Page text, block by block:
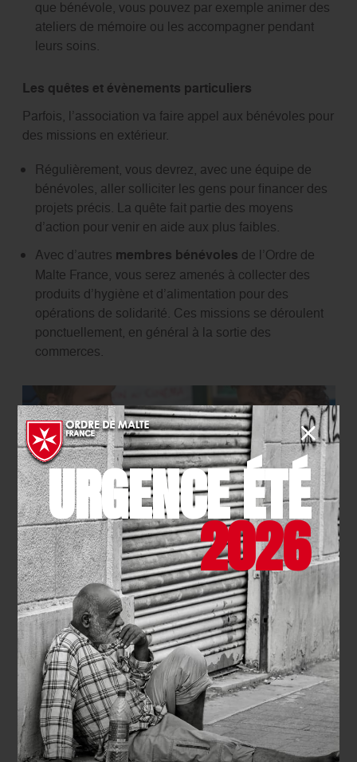
que bénévole, vous pouvez par exemple animer des
ateliers de mémoire ou les accompagner pendant
leurs soins.
Les quêtes et évènements particuliers
Parfois, l’association va faire appel aux bénévoles pour
des missions en extérieur.
Régulièrement, vous devrez, avec une équipe de
bénévoles, aller solliciter les gens pour financer des
projets précis. La quête fait partie des moyens
d’action pour venir en aide aux plus faibles.
Avec d’autres membres bénévoles de l’Ordre de
Malte France, vous serez amenés à collecter des
produits d’hygiène et d’alimentation pour des
opérations de solidarité. Ces missions se déroulent
ponctuellement, en général à la sortie des
commerces.
Quelles conditions pour faire du
bénévolat à Marseille ?
Pour démarrer une mission debénévolat à Marseille ,
pas de profil particulier ou de diplôme requis ! Vous
pouvez participer de manière bénévole aux missions
de l’association, quel que soit votre âge, si vous êtes
un homme ou une femme, c’est la motivation qui
compte et toutes les bonnes volontés sont les
bienvenues. Afin de trouver la mission qui vous
URGENCE ÉTÉ
2026